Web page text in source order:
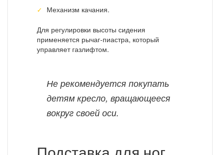
Механизм качания.
Для регулировки высоты сидения
применяется рычаг-пиастра, который
управляет газлифтом.
Не рекомендуется покупать
детям кресло, вращающееся
вокруг своей оси.